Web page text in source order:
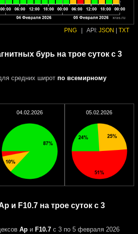
PNG API: JSON TXT
бурь на трое суток с 3
средних широт по всемирному
04.02.2026 05.02.2026
и F10.7 на трое суток с 3
Ap и F10.7 с 3 по 5 февраля 2026